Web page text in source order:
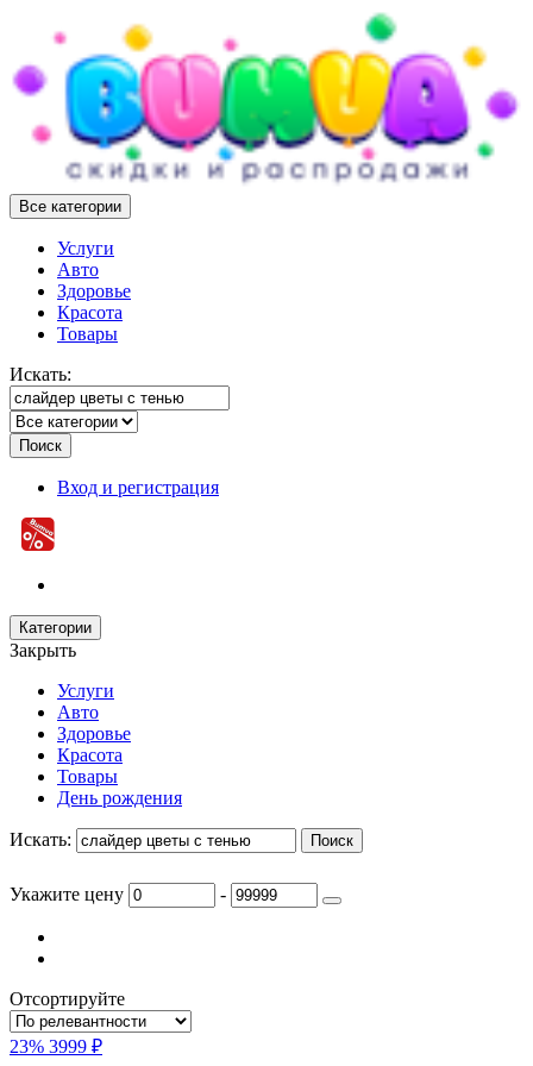
Все категории
Услуги
Авто
Здоровье
Красота
Товары
Искать:
Поиск
Вход и регистрация
Категории
Закрыть
Услуги
Авто
Здоровье
Красота
Товары
День рождения
Искать:
Укажите цену -
Отсортируйте
23% 3999 ₽